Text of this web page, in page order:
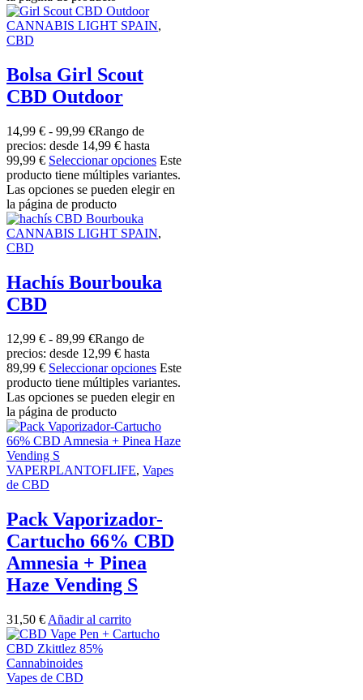
CANNABIS LIGHT SPAIN,
CBD
Bolsa Girl Scout
CBD Outdoor
14,99 € - 99,99 €Rango de
precios: desde 14,99 € hasta
99,99 € Seleccionar opciones Este
producto tiene múltiples variantes.
Las opciones se pueden elegir en
la página de producto
CANNABIS LIGHT SPAIN,
CBD
Hachís Bourbouka
CBD
12,99 € - 89,99 €Rango de
precios: desde 12,99 € hasta
89,99 € Seleccionar opciones Este
producto tiene múltiples variantes.
Las opciones se pueden elegir en
la página de producto
VAPERPLANTOFLIFE, Vapes
de CBD
Pack Vaporizador-
Cartucho 66% CBD
Amnesia + Pinea
Haze Vending S
31,50 € Añadir al carrito
Vapes de CBD